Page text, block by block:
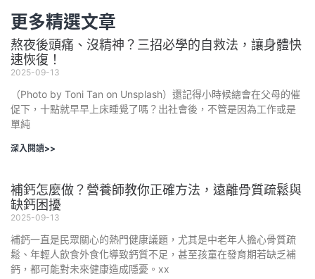
更多精選文章
熬夜後頭痛、沒精神？三招必學的自救法，讓身體快
速恢復！
2025-09-13
（Photo by Toni Tan on Unsplash）還記得小時候總會在父母的催
促下，十點就早早上床睡覺了嗎？出社會後，不管是因為工作或是
單純
深入閱讀>>
補鈣怎麼做？營養師教你正確方法，遠離骨質疏鬆與
缺鈣困擾
2025-09-13
補鈣一直是民眾關心的熱門健康議題，尤其是中老年人擔心骨質疏
鬆、年輕人飲食外食化導致鈣質不足，甚至孩童在發育期若缺乏補
鈣，都可能對未來健康造成隱憂。xx